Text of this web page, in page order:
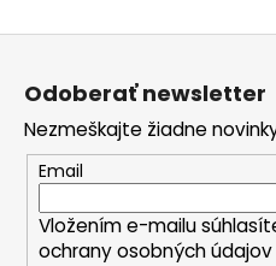
i
s
Z
Odoberať newsletter
Nezmeškajte žiadne
Email
Vložením e-mailu
ochrany osobných údajov